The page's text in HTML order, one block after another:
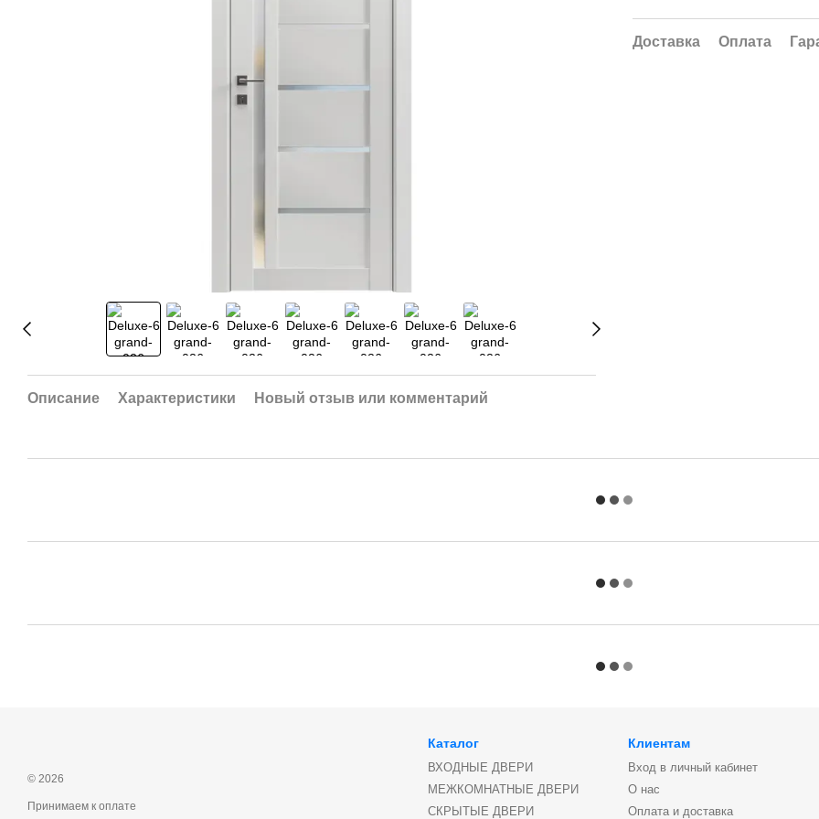
Описание Характеристики Новый отзыв или комментарий
Доставка Оплата
© 2026
Принимаем к оплате
Каталог
ВХОДНЫЕ ДВЕРИ
МЕЖКОМНАТНЫЕ ДВЕРИ
СКРЫТЫЕ ДВЕРИ
Клиентам
Вход в личный кабинет
О нас
Оплата и доставка